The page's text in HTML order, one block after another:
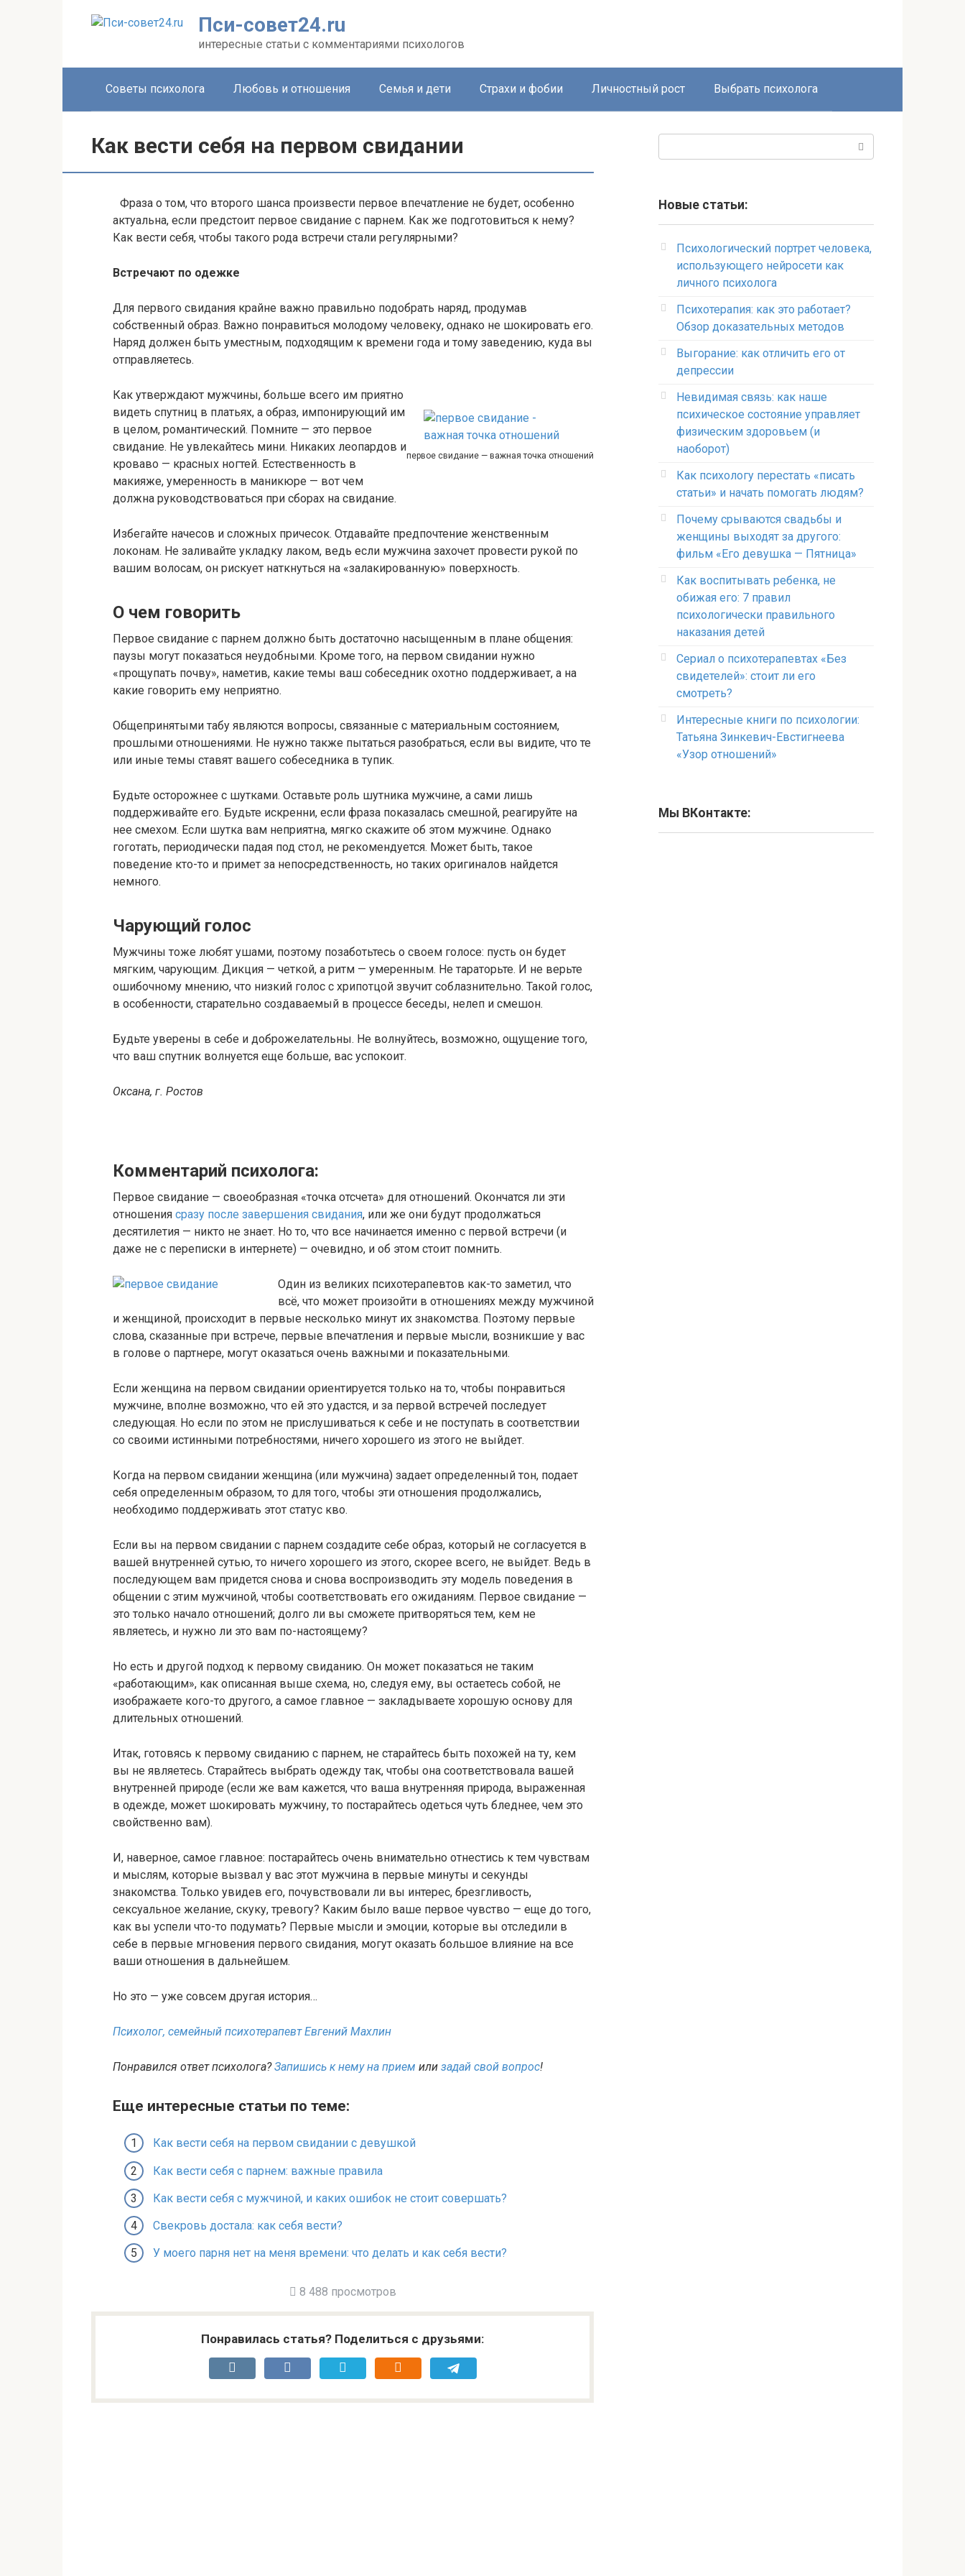
Пси-совет24.ru
интересные статьи с комментариями психологов
Советы психолога Любовь и отношения Семья и дети Страхи и фобии Личностный рост Выбрать психолога
Как вести себя на первом свидании
Фраза о том, что второго шанса произвести первое впечатление не будет, особенно
актуальна, если предстоит первое свидание с парнем. Как же подготовиться к нему?
Как вести себя, чтобы такого рода встречи стали регулярными?
Встречают по одежке
Для первого свидания крайне важно правильно подобрать наряд, продумав
собственный образ. Важно понравиться молодому человеку, однако не шокировать его.
Наряд должен быть уместным, подходящим к времени года и тому заведению, куда вы
отправляетесь.
первое свидание — важная точка отношений
Как утверждают мужчины, больше всего им приятно
видеть спутниц в платьях, а образ, импонирующий им
в целом, романтический. Помните — это первое
свидание. Не увлекайтесь мини. Никаких леопардов и
кроваво — красных ногтей. Естественность в
макияже, умеренность в маникюре — вот чем
должна руководствоваться при сборах на свидание.
Избегайте начесов и сложных причесок. Отдавайте предпочтение женственным
локонам. Не заливайте укладку лаком, ведь если мужчина захочет провести рукой по
вашим волосам, он рискует наткнуться на «залакированную» поверхность.
О чем говорить
Первое свидание с парнем должно быть достаточно насыщенным в плане общения:
паузы могут показаться неудобными. Кроме того, на первом свидании нужно
«прощупать почву», наметив, какие темы ваш собеседник охотно поддерживает, а на
какие говорить ему неприятно.
Общепринятыми табу являются вопросы, связанные с материальным состоянием,
прошлыми отношениями. Не нужно также пытаться разобраться, если вы видите, что те
или иные темы ставят вашего собеседника в тупик.
Будьте осторожнее с шутками. Оставьте роль шутника мужчине, а сами лишь
поддерживайте его. Будьте искренни, если фраза показалась смешной, реагируйте на
нее смехом. Если шутка вам неприятна, мягко скажите об этом мужчине. Однако
гоготать, периодически падая под стол, не рекомендуется. Может быть, такое
поведение кто-то и примет за непосредственность, но таких оригиналов найдется
немного.
Чарующий голос
Мужчины тоже любят ушами, поэтому позаботьтесь о своем голосе: пусть он будет
мягким, чарующим. Дикция — четкой, а ритм — умеренным. Не тараторьте. И не верьте
ошибочному мнению, что низкий голос с хрипотцой звучит соблазнительно. Такой голос,
в особенности, старательно создаваемый в процессе беседы, нелеп и смешон.
Будьте уверены в себе и доброжелательны. Не волнуйтесь, возможно, ощущение того,
что ваш спутник волнуется еще больше, вас успокоит.
Оксана, г. Ростов
Комментарий психолога:
Первое свидание — своеобразная «точка отсчета» для отношений. Окончатся ли эти
отношения сразу после завершения свидания, или же они будут продолжаться
десятилетия — никто не знает. Но то, что все начинается именно с первой встречи (и
даже не с переписки в интернете) — очевидно, и об этом стоит помнить.
Один из великих психотерапевтов как-то заметил, что
всё, что может произойти в отношениях между мужчиной
и женщиной, происходит в первые несколько минут их знакомства. Поэтому первые
слова, сказанные при встрече, первые впечатления и первые мысли, возникшие у вас
в голове о партнере, могут оказаться очень важными и показательными.
Если женщина на первом свидании ориентируется только на то, чтобы понравиться
мужчине, вполне возможно, что ей это удастся, и за первой встречей последует
следующая. Но если по этом не прислушиваться к себе и не поступать в соответствии
со своими истинными потребностями, ничего хорошего из этого не выйдет.
Когда на первом свидании женщина (или мужчина) задает определенный тон, подает
себя определенным образом, то для того, чтобы эти отношения продолжались,
необходимо поддерживать этот статус кво.
Если вы на первом свидании с парнем создадите себе образ, который не согласуется в
вашей внутренней сутью, то ничего хорошего из этого, скорее всего, не выйдет. Ведь в
последующем вам придется снова и снова воспроизводить эту модель поведения в
общении с этим мужчиной, чтобы соответствовать его ожиданиям. Первое свидание —
это только начало отношений; долго ли вы сможете притворяться тем, кем не
являетесь, и нужно ли это вам по-настоящему?
Но есть и другой подход к первому свиданию. Он может показаться не таким
«работающим», как описанная выше схема, но, следуя ему, вы остаетесь собой, не
изображаете кого-то другого, а самое главное — закладываете хорошую основу для
длительных отношений.
Итак, готовясь к первому свиданию с парнем, не старайтесь быть похожей на ту, кем
вы не являетесь. Старайтесь выбрать одежду так, чтобы она соответствовала вашей
внутренней природе (если же вам кажется, что ваша внутренняя природа, выраженная
в одежде, может шокировать мужчину, то постарайтесь одеться чуть бледнее, чем это
свойственно вам).
И, наверное, самое главное: постарайтесь очень внимательно отнестись к тем чувствам
и мыслям, которые вызвал у вас этот мужчина в первые минуты и секунды
знакомства. Только увидев его, почувствовали ли вы интерес, брезгливость,
сексуальное желание, скуку, тревогу? Каким было ваше первое чувство — еще до того,
как вы успели что-то подумать? Первые мысли и эмоции, которые вы отследили в
себе в первые мгновения первого свидания, могут оказать большое влияние на все
ваши отношения в дальнейшем.
Но это — уже совсем другая история…
Психолог, семейный психотерапевт Евгений Махлин
Понравился ответ психолога?Запишись к нему на прием или задай свой вопрос!
Еще интересные статьи по теме:
Как вести себя на первом свидании с девушкой
Как вести себя с парнем: важные правила
Как вести себя с мужчиной, и каких ошибок не стоит совершать?
Свекровь достала: как себя вести?
У моего парня нет на меня времени: что делать и как себя вести?
8 488 просмотров
Понравилась статья? Поделиться с друзьями:
Новые статьи:
Психологический портрет человека,
использующего нейросети как
личного психолога
Психотерапия: как это работает?
Обзор доказательных методов
Выгорание: как отличить его от
депрессии
Невидимая связь: как наше
психическое состояние управляет
физическим здоровьем (и
наоборот)
Как психологу перестать «писать
статьи» и начать помогать людям?
Почему срываются свадьбы и
женщины выходят за другого:
фильм «Его девушка — Пятница»
Как воспитывать ребенка, не
обижая его: 7 правил
психологически правильного
наказания детей
Сериал о психотерапевтах «Без
свидетелей»: стоит ли его
смотреть?
Интересные книги по психологии:
Татьяна Зинкевич-Евстигнеева
«Узор отношений»
Мы ВКонтакте: